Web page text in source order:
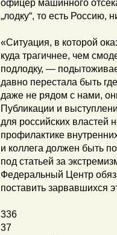
офицер машинного
„лодку“, то есть Россию,
«Ситуация, в которой
куда трагичнее, чем
подлодку, —
давно перестала быть
даже не рядом с нами,
Публикации и
для российских
профилактике
и коллега должен быть
под статьей за
Федеральный Центр
поставить зарвавшихся
336
37